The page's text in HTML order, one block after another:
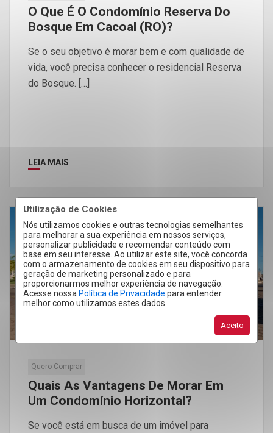
Utilização de Cookies
Nós utilizamos cookies e outras tecnologias semelhantes
para melhorar a sua experiência em nossos serviços,
personalizar publicidade e recomendar conteúdo com
base em seu interesse. Ao utilizar este site, você concorda
com o armazenamento de cookies em seu dispositivo para
geração de marketing personalizado e para
proporcionarmos melhor experiência de navegação.
Acesse nossa Política de Privacidade para entender
melhor como utilizamos estes dados.
Aceito
O Que É O Condomínio Reserva Do
Bosque Em Cacoal (RO)?
Se o seu objetivo é morar bem e com qualidade de
vida, você precisa conhecer o residencial Reserva
do Bosque. […]
LEIA MAIS
08
Ago
Quero Comprar
Quais As Vantagens De Morar Em
Um Condomínio Horizontal?
Se você está em busca de um imóvel para